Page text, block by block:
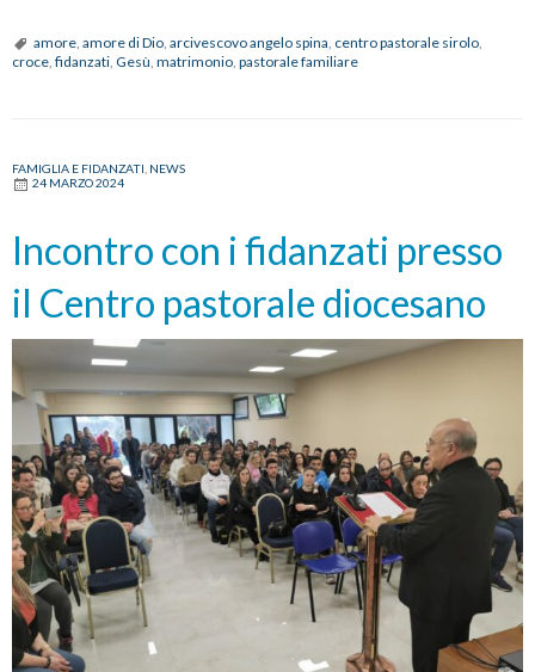
amore, amore di Dio, arcivescovo angelo spina, centro pastorale sirolo,
croce, fidanzati, Gesù, matrimonio, pastorale familiare
FAMIGLIA E FIDANZATI, NEWS
24 MARZO 2024
Incontro con i fidanzati presso
il Centro pastorale diocesano